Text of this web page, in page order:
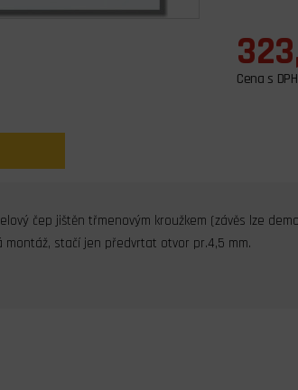
Cena s DPH
čep jištěn třmenovým kroužkem (závěs lze
stačí jen předvrtat otvor pr.4,5 mm.